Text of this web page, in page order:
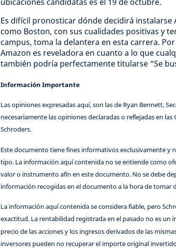
Es difícil pronosticar dónde decidirá instalarse
como Boston, con sus cualidades positivas y
campus, toma la delantera en esta carrera.
Amazon es reveladora en cuanto a lo que
también podría perfectamente titularse “Se
Información Importante
Las opiniones expresadas aquí, son las de Ryan Bennett,
necesariamente las opiniones declaradas o reflejadas en
Schroders.
Este documento tiene fines informativos exclusivamente y
tipo. La información aquí contenida no se entiende como
valor o instrumento afín en este documento. No se debe
información recogidas en el documento a la hora de tomar
La información aquí contenida se considera fiable, pero
exactitud. La rentabilidad registrada en el pasado no es un
precio de las acciones y los ingresos derivados de las
inversores pueden no recuperar el importe original